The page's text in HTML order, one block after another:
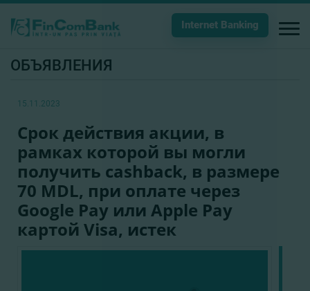
Internet Banking
ОБЪЯВЛЕНИЯ
15.11.2023
Срок действия акции, в
рамках которой вы могли
получить cashback, в размере
70 MDL, при оплате через
Google Pay или Apple Pay
картой Visa, истек